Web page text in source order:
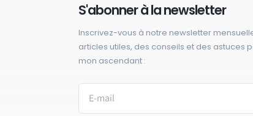
S'abonner à la newsletter
Inscrivez-vous à notre newsletter
articles utiles, des conseils et des astuces
mon ascendant :